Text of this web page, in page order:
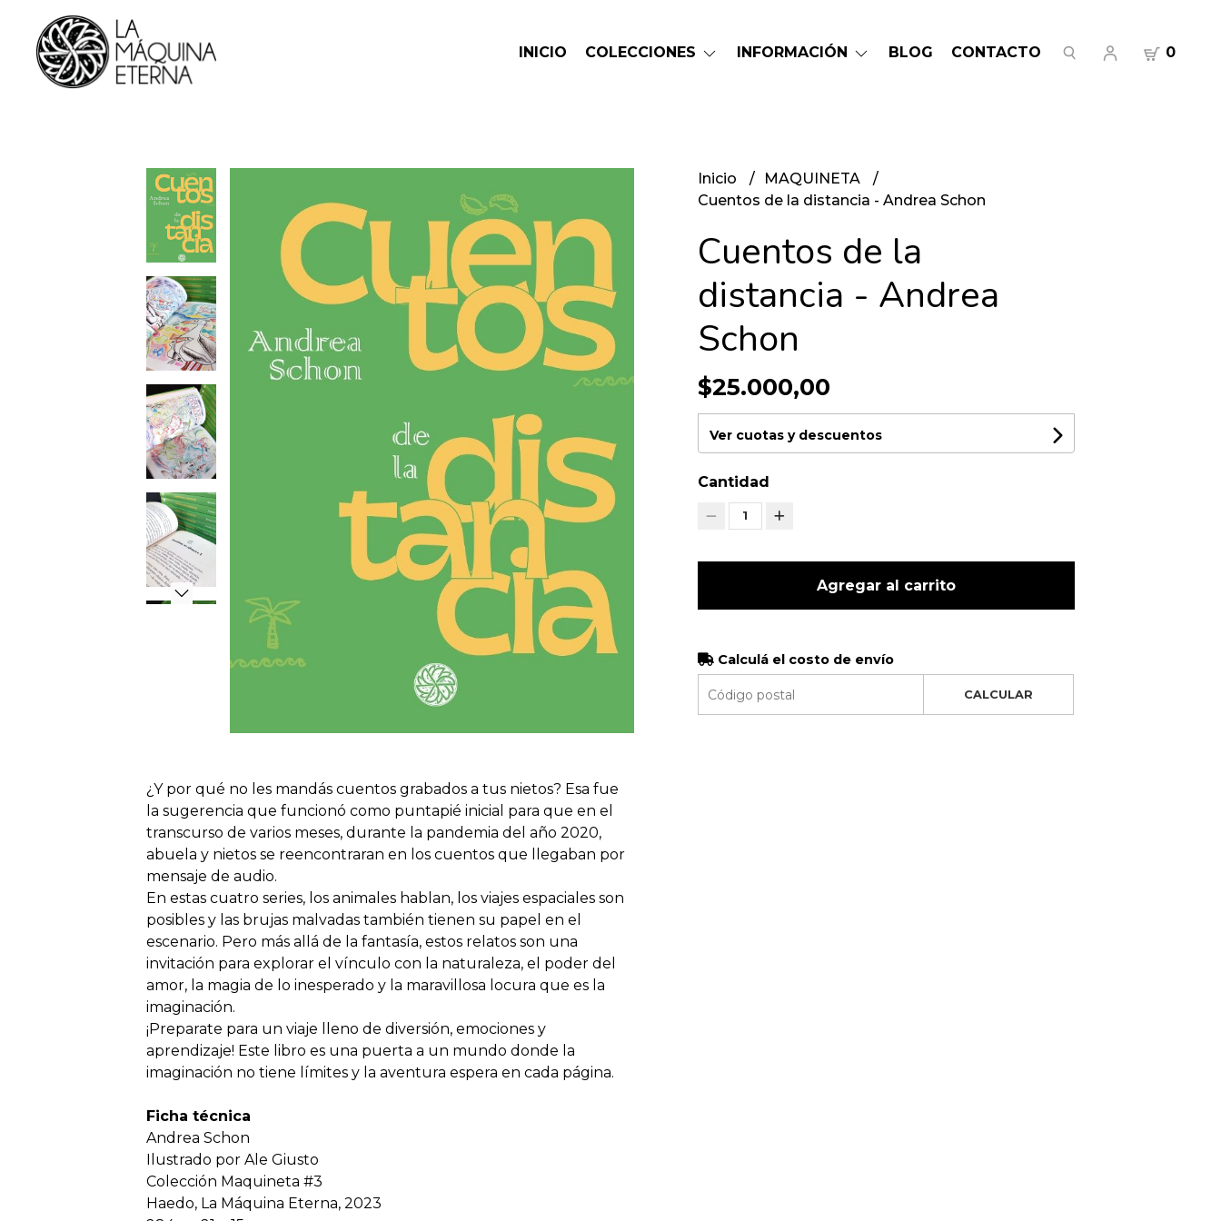
INICIO COLECCIONES INFORMACIÓN BLOG CONTACTO 0
¿Y por qué no les mandás cuentos grabados a tus nietos? Esa fue
la sugerencia que funcionó como puntapié inicial para que en el
transcurso de varios meses, durante la pandemia del año 2020,
abuela y nietos se reencontraran en los cuentos que llegaban por
mensaje de audio.
En estas cuatro series, los animales hablan, los viajes espaciales son
posibles y las brujas malvadas también tienen su papel en el
escenario. Pero más allá de la fantasía, estos relatos son una
invitación para explorar el vínculo con la naturaleza, el poder del
amor, la magia de lo inesperado y la maravillosa locura que es la
imaginación.
¡Preparate para un viaje lleno de diversión, emociones y
aprendizaje! Este libro es una puerta a un mundo donde la
imaginación no tiene límites y la aventura espera en cada página.
Ficha técnica
Andrea Schon
Ilustrado por Ale Giusto
Colección Maquineta #3
Haedo, La Máquina Eterna, 2023
Inicio
MAQUINETA
Cuentos de la distancia - Andrea Schon
Cuentos de la
distancia - Andrea
Schon
$25.000,00
Ver cuotas y descuentos
Cantidad
1
Agregar al carrito
Calculá el costo de envío
CALCULAR